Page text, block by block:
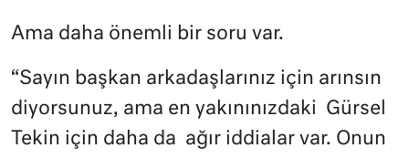
Ama daha önemli bir soru var.
“Sayın başkan arkadaşlarınız için arınsın
diyorsunuz, ama en yakınınızdaki
Gürsel
Tekin için daha da ağır iddialar var. Onun